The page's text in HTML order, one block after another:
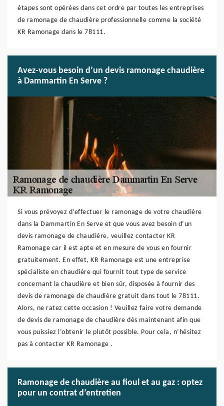
étapes sont opérées dans cet ordre par toutes les entreprises
de ramonage de chaudière professionnelle comme la société
KR Ramonage dans le 78111.
Avez-vous besoin d’un devis ramonage chaudière
à Dammartin En Serve ?
Si vous prévoyez d’effectuer le ramonage de votre chaudière
dans la Dammartin En Serve et que vous avez besoin d’un
devis ramonage de chaudière, veuillez contacter KR
Ramonage car il est apte et en mesure de vous en fournir
gratuitement. En effet, KR Ramonage est une entreprise
spécialiste en chaudière qui fournit tout type de service
concernant la chaudière et bien sûr, disposée à fournir des
devis de ramonage de chaudière gratuit dans tout le 78111.
Alors, ne ratez cette occasion ! Veuillez faire votre demande
de devis de ramonage de chaudière dès maintenant afin que
vous puissiez l’obtenir le plutôt possible. Pour cela, n’hésitez
pas à contacter KR Ramonage .
Ramonage de chaudière au fioul et au gaz : optez
pour un contrat d’entretien